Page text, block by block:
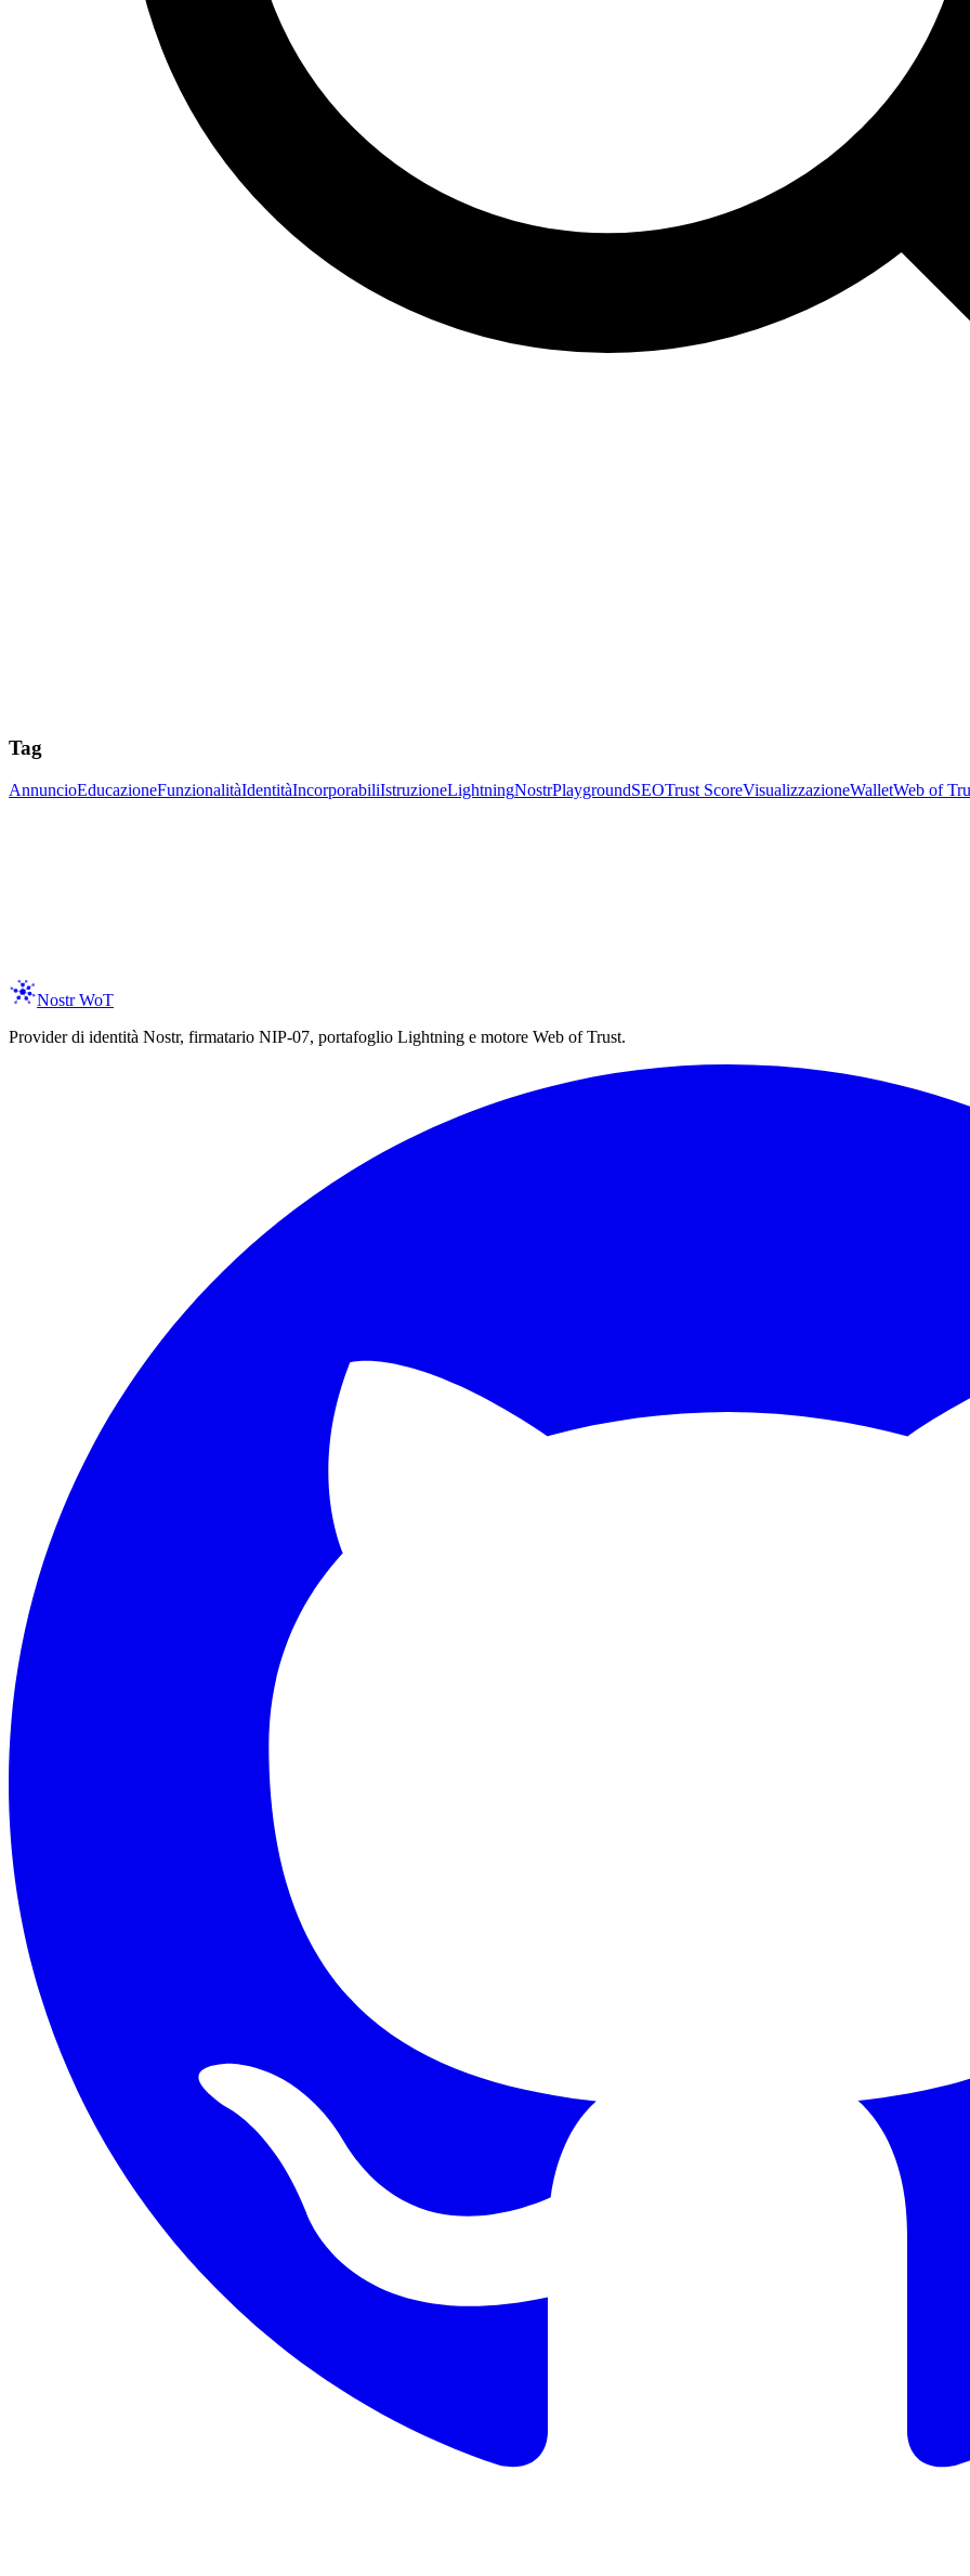
Tag
AnnuncioEducazioneFunzionalitàIdentitàIncorporabiliIstruzioneLightningNostrPlaygroundSEOTrust ScoreVisualizzazioneWalletWeb of
Nostr WoT
Provider di identità Nostr, firmatario NIP-07, portafoglio Lightning e motore Web of Trust.